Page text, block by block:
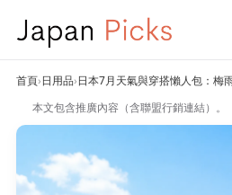
首頁›日用品›日本7月天氣與穿搭懶人包：梅
本文包含推廣內容（含聯盟行銷連結）。